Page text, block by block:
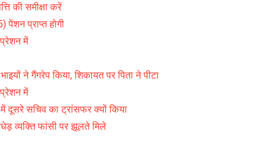
की समीक्षा करें
प्राप्त होगी
में
ने गैंगरेप किया, शिकायत पर पिता ने पीटा
में
दूसरे सचिव का ट्रांसफर क्यों किया
व्यक्ति फांसी पर झूलते मिले